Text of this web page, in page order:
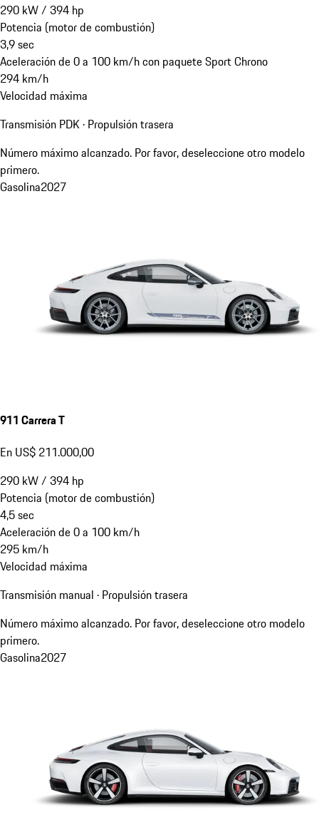
290 kW/ 394 hp
Potencia (motor de combustión)
3,9sec
Aceleración de 0 a 100 km/h con paquete Sport Chrono
294 km/h
Velocidad máxima
Transmisión PDK · Propulsión trasera
Número máximo alcanzado. Por favor, deseleccione otro modelo
primero.
Gasolina2027
911 Carrera T
En US$ 211.000,00
290 kW/ 394 hp
Potencia (motor de combustión)
4,5sec
Aceleración de 0 a 100 km/h
295 km/h
Velocidad máxima
Transmisión manual · Propulsión trasera
Número máximo alcanzado. Por favor, deseleccione otro modelo
primero.
Gasolina2027